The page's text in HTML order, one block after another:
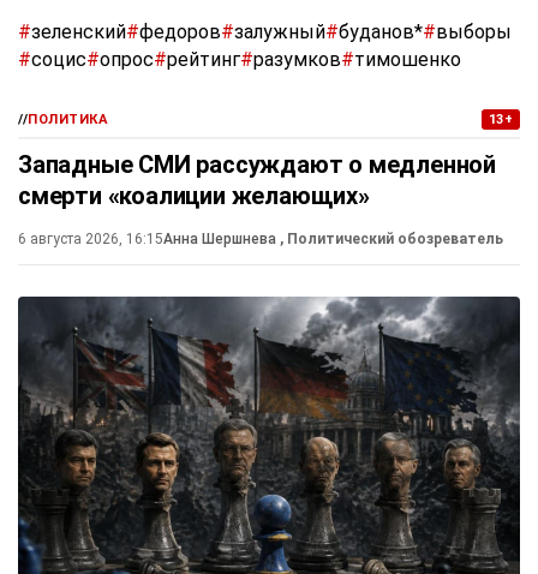
#зеленский#федоров#залужный#буданов*#выборы
#социс#опрос#рейтинг#разумков#тимошенко
//ПОЛИТИКА 13+
Западные СМИ рассуждают о медленной
смерти «коалиции желающих»
6 августа 2026, 16:15Анна Шершнева , Политический обозреватель